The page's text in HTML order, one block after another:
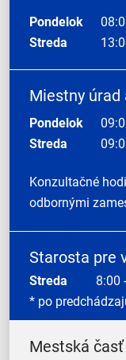
Pondelok
Streda
Miestny úrad
Pondelok
Streda
Konzultačné
odbornými
Starosta pre
Streda 8:00 -
* po
Mestská